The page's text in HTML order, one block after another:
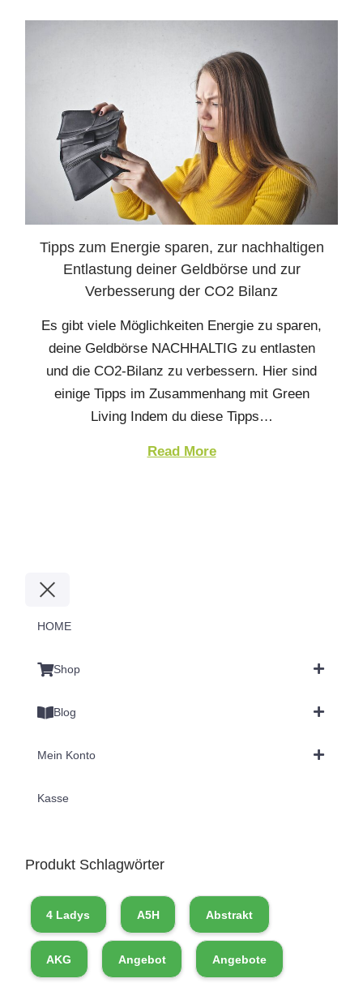
Tipps zum Energie sparen, zur nachhaltigen
Entlastung deiner Geldbörse und zur
Verbesserung der CO2 Bilanz
Es gibt viele Möglichkeiten Energie zu sparen,
deine Geldbörse NACHHALTIG zu entlasten
und die CO2-Bilanz zu verbessern. Hier sind
einige Tipps im Zusammenhang mit Green
Living Indem du diese Tipps…
Read More
HOME
Shop
Blog
Mein Konto
Kasse
Produkt Schlagwörter
4 Ladys A5H Abstrakt
AKG Angebot Angebote